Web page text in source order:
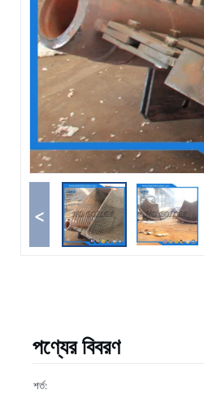
<
পণ্যের বিবরণ
শর্ত: